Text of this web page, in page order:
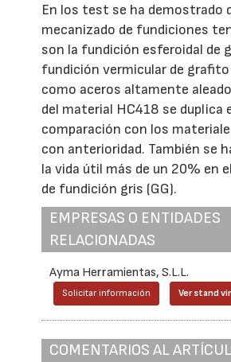
En los test se ha demostrado
mecanizado de fundiciones
son la fundición esferoidal de
fundición vermicular de grafito
como aceros altamente
del material HC418 se duplica
comparación con los
con anterioridad. También se
la vida útil más de un 20% en
de fundición gris (GG).
EMPRESAS O ENTIDADES
RELACIONADAS
Ayma Herramientas, S.L.L.
Solicitar información Ver stand
COMENTARIOS AL